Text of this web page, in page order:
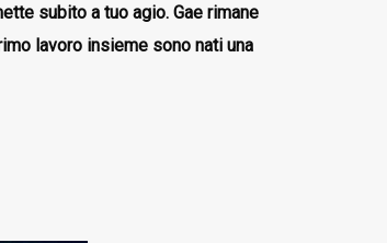
subito a tuo agio. Gae rimane
lavoro insieme sono nati una